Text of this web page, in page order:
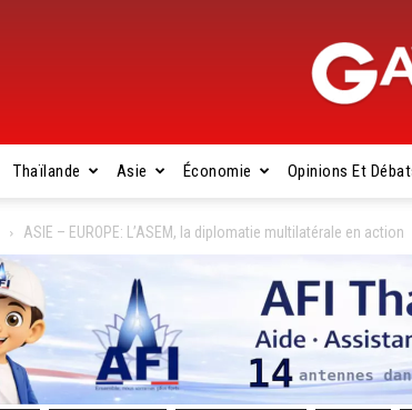
Thaïlande Asie Économie Opinions Et
ASIE – EUROPE: L’ASEM, la diplomatie multilatérale en action